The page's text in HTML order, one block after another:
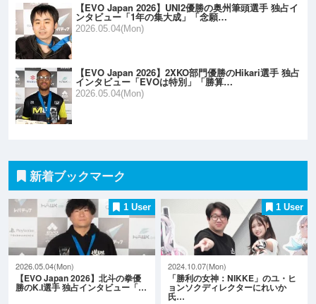
【EVO Japan 2026】UNI2優勝の奥州筆頭選手 独占イ
ンタビュー「1年の集大成」「念願…
2026.05.04(Mon)
【EVO Japan 2026】2XKO部門優勝のHikari選手 独占
インタビュー「EVOは特別」「勝算…
2026.05.04(Mon)
新着ブックマーク
1 User
2026.05.04(Mon)
【EVO Japan 2026】北斗の拳優
勝のK.I選手 独占インタビュー「…
1 User
2024.10.07(Mon)
「勝利の女神：NIKKE」のユ・ヒ
ョンソクディレクターにれいか
氏…